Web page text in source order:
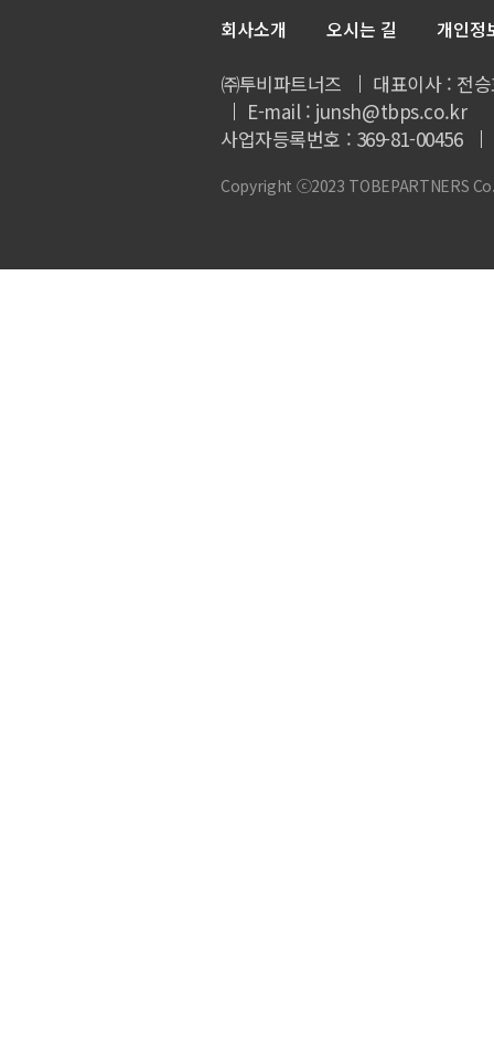
회사소개 오시는 길 개인정
㈜투비파트너즈
대표이사 : 전
E-mail : junsh@tbps.co.kr
사업자등록번호 : 369-81-00456
Copyright ⓒ2023 TOBEPARTNERS